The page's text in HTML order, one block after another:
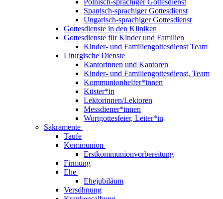
Spanisch-sprachiger Gottesdienst
Ungarisch-sprachiger Gottesdienst
Gottesdienste in den Kliniken
Gottesdienste für Kinder und Familien
Kinder- und Familiengottesdienst Team
Liturgische Dienste
Kantorinnen und Kantoren
Kinder- und Familiengottesdienst, Team
Kommunionhelfer*innen
Küster*in
Lektorinnen/Lektoren
Messdiener*innen
Wortgottesfeier, Leiter*in
Sakramente
Taufe
Kommunion
Erstkommunionvorbereitung
Firmung
Ehe
Ehejubiläum
Versöhnung